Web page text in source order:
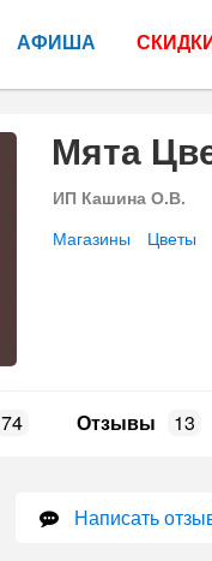
АФИША
Мята
ИП Кашина О.В.
Магазины Цветы
74 Отзывы 13
Написать